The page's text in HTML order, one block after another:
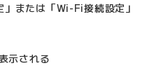
または「Wi-Fi接続設定」
示される